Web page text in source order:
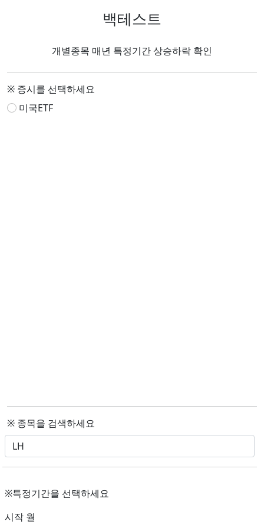
백테스트
개별종목 매년 특정기간 상승하락 확인
※ 증시를 선택하세요
미국ETF
※ 종목을 검색하세요
※특정기간을 선택하세요
시작 월